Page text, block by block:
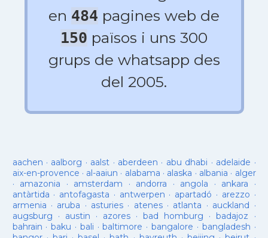
en 484 pagines web de
150 països i uns 300
grups de whatsapp des
del 2005.
aachen · aalborg · aalst · aberdeen · abu dhabi · adelaide ·
aix-en-provence · al-aaiun · alabama · alaska · albania · alger
· amazonia · amsterdam · andorra · angola · ankara ·
antàrtida · antofagasta · antwerpen · apartadó · arezzo ·
armenia · aruba · asturies· atenes· atlanta · auckland ·
augsburg · austin · azores·bad homburg ·badajoz ·
bahrain ·baku · bali ·baltimore ·bangalore · bangladesh ·